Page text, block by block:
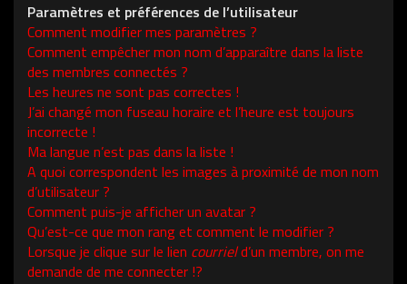
Paramètres et préférences de l’utilisateur
Comment modifier mes paramètres ?
Comment empêcher mon nom d’apparaître dans la liste
des membres connectés ?
Les heures ne sont pas correctes !
J’ai changé mon fuseau horaire et l’heure est toujours
incorrecte !
Ma langue n’est pas dans la liste !
A quoi correspondent les images à proximité de mon nom
d’utilisateur ?
Comment puis-je afficher un avatar ?
Qu’est-ce que mon rang et comment le modifier ?
Lorsque je clique sur le lien courrield’un membre, on me
demande de me connecter !?